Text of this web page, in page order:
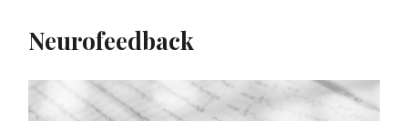
Neurofeedback